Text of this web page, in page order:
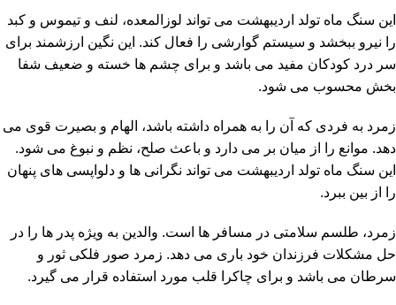
این سنگ ماه تولد اردیبهشت می تواند لوزالمعده، لنف و تیموس و کبد
را نیرو ببخشد و سیستم گوارشی را فعال کند. این نگین ارزشمند برای
سر درد کودکان مفید می باشد و برای چشم ها خسته و ضعیف شفا
بخش محسوب می شود.
زمرد به فردی که آن را به همراه داشته باشد، الهام و بصیرت قوی می
دهد. موانع را از میان بر می دارد و باعث صلح، نظم و نبوغ می شود.
این سنگ ماه تولد اردیبهشت می تواند نگرانی ها و دلواپسی های پنهان
را از بین ببرد.
زمرد، طلسم سلامتی در مسافر ها است. والدین به ویژه پدر ها را در
حل مشکلات فرزندان خود باری می دهد. زمرد صور فلکی ثور و
سرطان می باشد و برای چاکرا قلب مورد استفاده قرار می گیرد.